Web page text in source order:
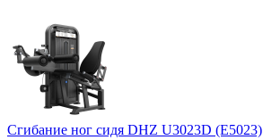
Сгибание ног сидя DHZ U3023D (E5023)